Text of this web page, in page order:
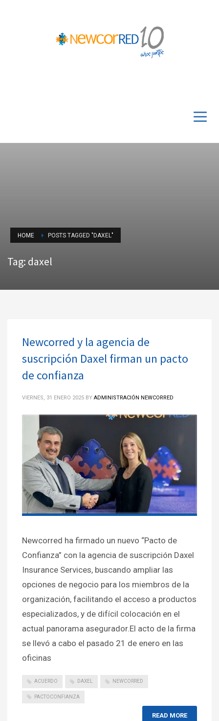
HOME POSTS TAGGED "DAXEL"
Tag: daxel
Newcorred y la agencia de
suscripción Daxel firman un pacto
de confianza
VIERNES, 31 ENERO 2025 BY ADMINISTRACIÓN NEWCORRED
Newcorred ha firmado un nuevo “Pacto de
Confianza” con la agencia de suscripción Daxel
Insurance Services, buscando ampliar las
opciones de negocio para los miembros de la
organización, facilitando el acceso a productos
especializados, y de difícil colocación en el
actual panorama asegurador.El acto de la firma
se llevó a cabo el pasado 21 de enero en las
oficinas
ACUERDO DAXEL NEWCORRED
PACTOCONFIANZA
READ MORE